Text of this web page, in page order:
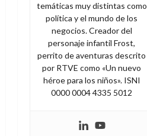
temáticas muy distintas como
política y el mundo de los
negocios. Creador del
personaje infantil Frost,
perrito de aventuras descrito
por RTVE como «Un nuevo
héroe para los niños». ISNI
0000 0004 4335 5012